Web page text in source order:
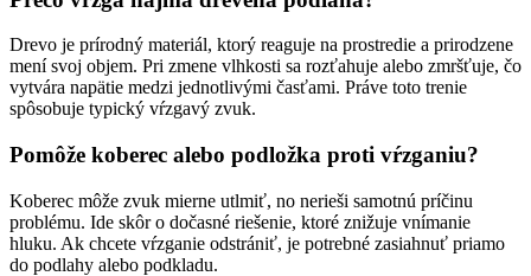
Drevo je prírodný materiál, ktorý reaguje na prostredie a prirodzene
mení svoj objem. Pri zmene vlhkosti sa rozťahuje alebo zmršťuje, čo
vytvára napätie medzi jednotlivými časťami. Práve toto trenie
spôsobuje typický vŕzgavý zvuk.
Pomôže koberec alebo podložka proti vŕzganiu?
Koberec môže zvuk mierne utlmiť, no nerieši samotnú príčinu
problému. Ide skôr o dočasné riešenie, ktoré znižuje vnímanie
hluku. Ak chcete vŕzganie odstrániť, je potrebné zasiahnuť priamo
do podlahy alebo podkladu.